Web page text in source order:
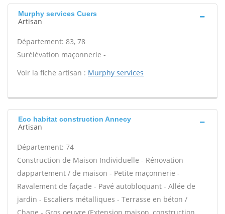
Murphy services Cuers
Artisan
Département: 83, 78
Surélévation maçonnerie -
Voir la fiche artisan : Murphy services
Eco habitat construction Annecy
Artisan
Département: 74
Construction de Maison Individuelle - Rénovation
dappartement / de maison - Petite maçonnerie -
Ravalement de façade - Pavé autobloquant - Allée de
jardin - Escaliers métalliques - Terrasse en béton /